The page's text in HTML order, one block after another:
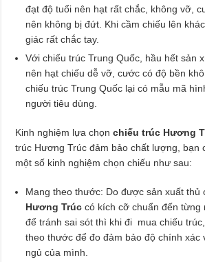
đạt độ tuổi nên hạt rất chắc, không vỡ,
nên không bị đứt. Khi cầm chiếu lên
giác rất chắc tay.
Với chiếu trúc Trung Quốc, hầu hết sản
nên hạt chiếu dễ vỡ, cước có độ bền
chiếu trúc Trung Quốc lại có mẫu mã
người tiêu dùng.
Kinh nghiệm lựa chọnchiếu trúc Hương
trúc Hương Trúc đảm bảo chất lượng, bạn
một số kinh nghiệm chọn chiếu như sau:
Mang theo thước: Do được sản xuất thủ
Hương Trúc có kích cỡ chuẩn đến từng
để tránh sai sót thì khi đi mua chiếu
theo thước để đo đảm bảo độ chính xác
ngủ của mình.